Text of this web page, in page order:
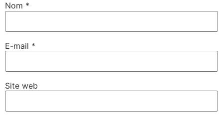
Nom *
E-mail *
Site web